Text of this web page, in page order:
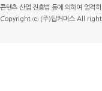
콘텐츠 산업 진흥법 등에 의하여 엄격
Copyright ⓒ (주)탑커머스 All